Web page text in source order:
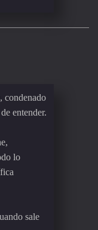
condenado
entender.
lo
sale